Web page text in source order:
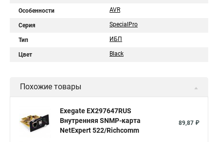
Особенности AVR
Серия SpecialPro
Тип ИБП
Цвет Black
Похожие товары
Exegate EX297647RUS
Внутренняя SNMP-карта
NetExpert 522/Richcomm
89,87 ₽